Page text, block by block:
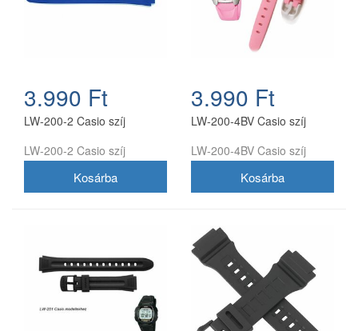
3.990 Ft
LW-200-2 Casio szíj
LW-200-2 Casio szíj
3.990 Ft
LW-200-4BV Casio szíj
LW-200-4BV Casio szíj